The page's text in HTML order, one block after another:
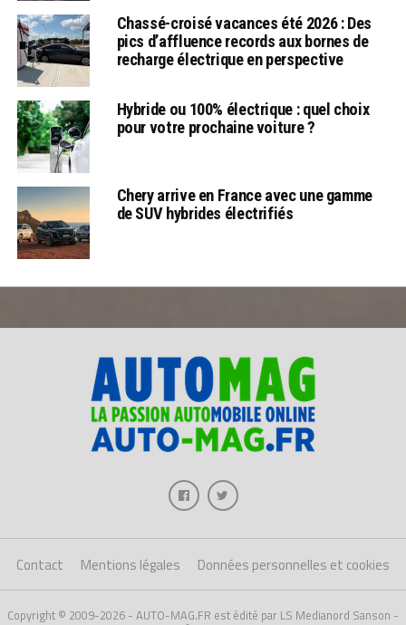
Chassé-croisé vacances été 2026 : Des
pics d’affluence records aux bornes de
recharge électrique en perspective
Hybride ou 100% électrique : quel choix
pour votre prochaine voiture ?
Chery arrive en France avec une gamme
de SUV hybrides électrifiés
Contact Mentions légales Données personnelles et cookies
Copyright © 2009-2026 - AUTO-MAG.FR est édité par LS Medianord Sanson -